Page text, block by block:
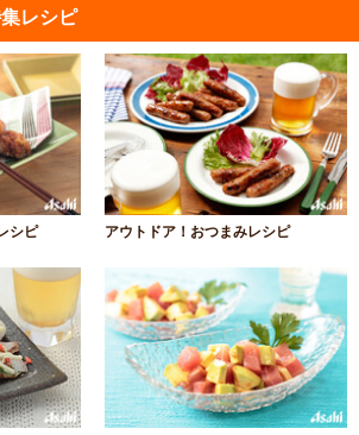
レシピ
シピ アウトドア！おつまみレシピ